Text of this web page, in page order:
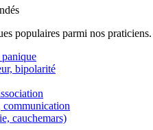
populaires parmi nos praticiens.
bipolarité
communication
cauchemars)